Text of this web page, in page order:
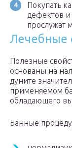
Покупать
дефектов
прослужат
Лечебные
Полезные
основаны на
дуните
применяемом
обладающего
Банные